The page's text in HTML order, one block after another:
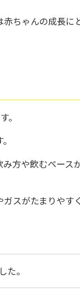
赤ちゃんの成長に
。
方や飲むペース
スがたまりやす
た。